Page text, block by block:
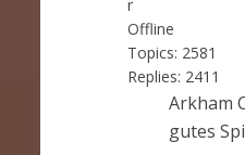
r
Offline
Topics: 2581
Replies: 2411
Arkham
gutes